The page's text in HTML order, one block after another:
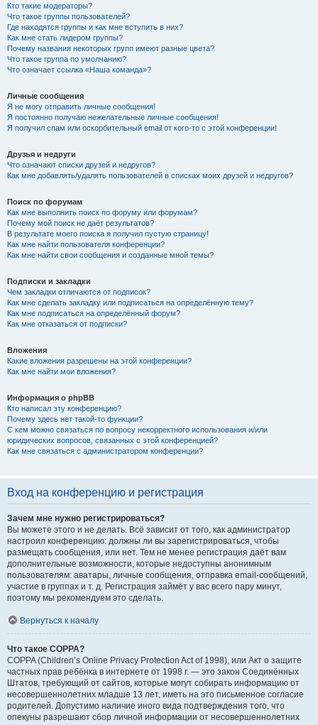
Кто такие модераторы?
Что такое группы пользователей?
Где находятся группы и как мне вступить в них?
Как мне стать лидером группы?
Почему названия некоторых групп имеют разные цвета?
Что такое группа по умолчанию?
Что означает ссылка «Наша команда»?
Личные сообщения
Я не могу отправить личные сообщения!
Я постоянно получаю нежелательные личные сообщения!
Я получил спам или оскорбительный email от кого-то с этой конференции!
Друзья и недруги
Что означают списки друзей и недругов?
Как мне добавлять/удалять пользователей в списках моих друзей и недругов?
Поиск по форумам
Как мне выполнить поиск по форуму или форумам?
Почему мой поиск не даёт результатов?
В результате моего поиска я получил пустую страницу!
Как мне найти пользователя конференции?
Как мне найти свои сообщения и созданные мной темы?
Подписки и закладки
Чем закладки отличаются от подписок?
Как мне сделать закладку или подписаться на определённую тему?
Как мне подписаться на определённый форум?
Как мне отказаться от подписки?
Вложения
Какие вложения разрешены на этой конференции?
Как мне найти мои вложения?
Информация о phpBB
Кто написал эту конференцию?
Почему здесь нет такой-то функции?
С кем можно связаться по вопросу некорректного использования и/или
юридических вопросов, связанных с этой конференцией?
Как мне связаться с администратором конференции?
Вход на конференцию и регистрация
Зачем мне нужно регистрироваться?
Вы можете этого и не делать. Всё зависит от того, как администратор
настроил конференцию: должны ли вы зарегистрироваться, чтобы
размещать сообщения, или нет. Тем не менее регистрация даёт вам
дополнительные возможности, которые недоступны анонимным
пользователям: аватары, личные сообщения, отправка email-сообщений,
участие в группах и т. д. Регистрация займёт у вас всего пару минут,
поэтому мы рекомендуем это сделать.
Вернуться к началу
Что такое COPPA?
COPPA (Children’s Online Privacy Protection Act of 1998), или Акт о защите
частных прав ребёнка в интернете от 1998 г. — это закон Соединённых
Штатов, требующий от сайтов, которые могут собирать информацию от
несовершеннолетних младше 13 лет, иметь на это письменное согласие
родителей. Допустимо наличие иного вида подтверждения того, что
опекуны разрешают сбор личной информации от несовершеннолетних